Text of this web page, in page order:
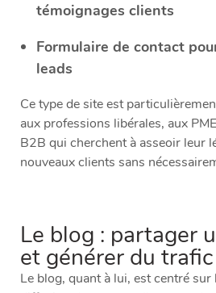
témoignages clients
Formulaire de contact
leads
Ce type de site est
aux professions libérales, aux
B2B qui cherchent à asseoir leur
nouveaux clients sans
Le blog : partager
et générer du
Le blog, quant à lui, est centré sur